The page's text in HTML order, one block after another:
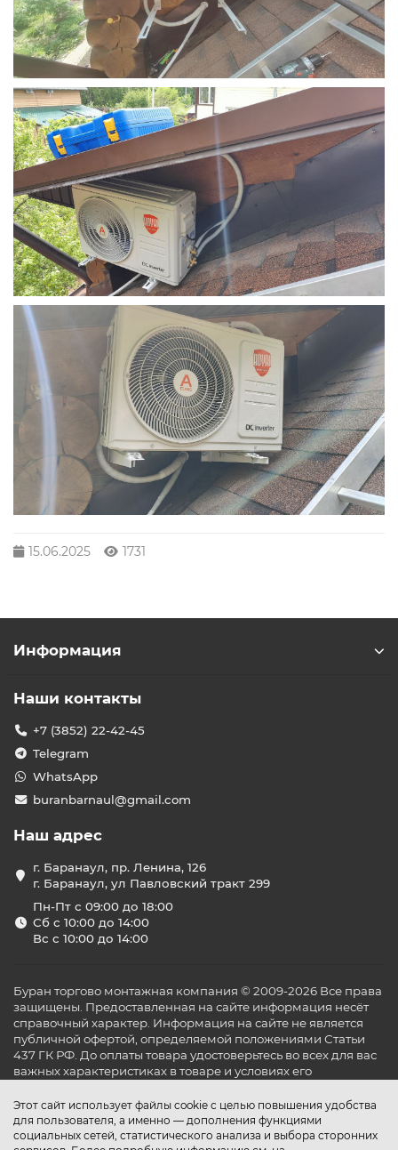
15.06.2025 1731
Этот сайт использует файлы cookie с целью повышения удобства
для пользователя, а именно — дополнения функциями
социальных сетей, статистического анализа и выбора сторонних
Информация
Наши контакты
+7 (3852) 22-42-45
Telegram
WhatsApp
buranbarnaul@gmail.com
Наш адрес
г. Баранаул, пр. Ленина, 126
г. Баранаул, ул Павловский тракт 299
Пн-Пт с 09:00 до 18:00
Сб с 10:00 до 14:00
Вс с 10:00 до 14:00
Буран торгово монтажная компания © 2009-2026 Все права
защищены. Предоставленная на сайте информация несёт
справочный характер. Информация на сайте не является
публичной офертой, определяемой положениями Статьи
437 ГК РФ. До оплаты товара удостоверьтесь во всех для вас
важных характеристиках в товаре и условиях его